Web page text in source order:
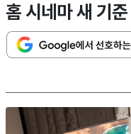
홈 시네마 새 기준